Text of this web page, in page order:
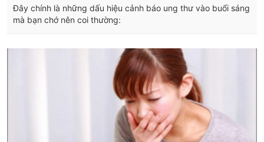
Đây chính là những dấu hiệu cảnh báo ung thư vào buổi sáng
mà bạn chớ nên coi thường: